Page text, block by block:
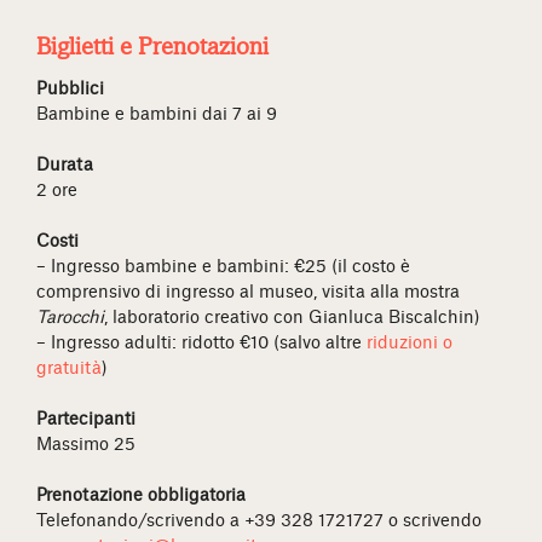
Biglietti e Prenotazioni
Pubblici
Bambine e bambini dai 7 ai 9
Durata
2 ore
Costi
– Ingresso bambine e bambini: €25 (il costo è
comprensivo di ingresso al museo, visita alla mostra
Tarocchi, laboratorio creativo con Gianluca Biscalchin)
– Ingresso adulti: ridotto €10 (salvo altre riduzioni o
gratuità)
Partecipanti
Massimo 25
Prenotazione obbligatoria
Telefonando/scrivendo a +39 328 1721727 o scrivendo